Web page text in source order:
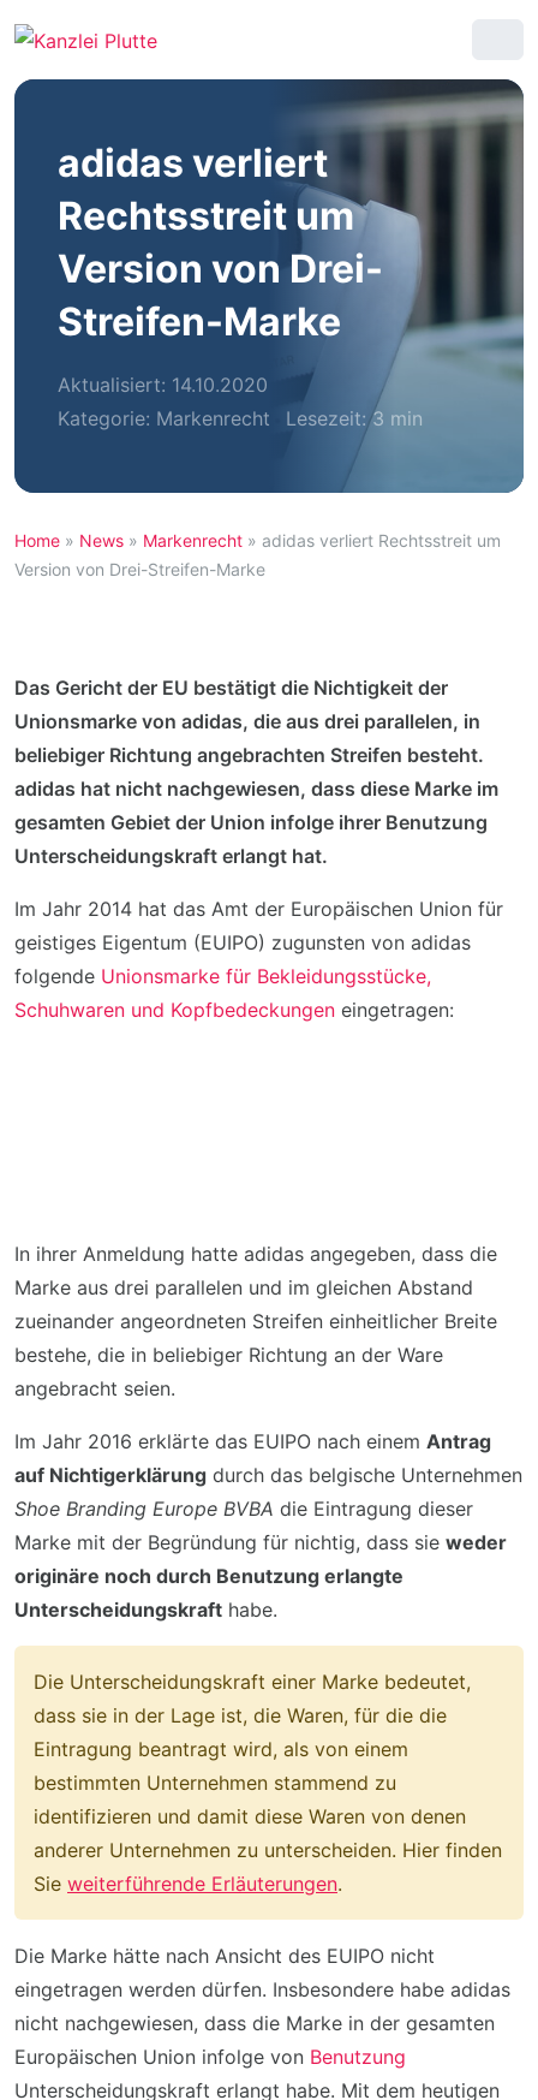
adidas verliert
Rechtsstreit um
Version von Drei-
Streifen-Marke
Aktualisiert: 14.10.2020
Kategorie: Markenrecht Lesezeit: 3 min
Home » News » Markenrecht » adidas verliert Rechtsstreit um
Version von Drei-Streifen-Marke
Das Gericht der EU bestätigt die Nichtigkeit der
Unionsmarke von adidas, die aus drei parallelen, in
beliebiger Richtung angebrachten Streifen besteht.
adidas hat nicht nachgewiesen, dass diese Marke im
gesamten Gebiet der Union infolge ihrer Benutzung
Unterscheidungskraft erlangt hat.
Im Jahr 2014 hat das Amt der Europäischen Union für
geistiges Eigentum (EUIPO) zugunsten von adidas
folgende Unionsmarke für Bekleidungsstücke,
Schuhwaren und Kopfbedeckungen eingetragen:
In ihrer Anmeldung hatte adidas angegeben, dass die
Marke aus drei parallelen und im gleichen Abstand
zueinander angeordneten Streifen einheitlicher Breite
bestehe, die in beliebiger Richtung an der Ware
angebracht seien.
Im Jahr 2016 erklärte das EUIPO nach einem Antrag
auf Nichtigerklärung durch das belgische Unternehmen
Shoe Branding Europe BVBA die Eintragung dieser
Marke mit der Begründung für nichtig, dass sie weder
originäre noch durch Benutzung erlangte
Unterscheidungskraft habe.
Die Unterscheidungskraft einer Marke bedeutet,
dass sie in der Lage ist, die Waren, für die die
Eintragung beantragt wird, als von einem
bestimmten Unternehmen stammend zu
identifizieren und damit diese Waren von denen
anderer Unternehmen zu unterscheiden. Hier finden
Sie weiterführende Erläuterungen.
Die Marke hätte nach Ansicht des EUIPO nicht
eingetragen werden dürfen. Insbesondere habe adidas
nicht nachgewiesen, dass die Marke in der gesamten
Europäischen Union infolge von Benutzung
Unterscheidungskraft erlangt habe. Mit dem heutigen